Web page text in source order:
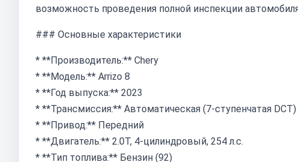
возможность проведения полной инспекции
### Основные характеристики
* **Производитель:** Chery
* **Модель:** Arrizo 8
* **Год выпуска:** 2023
* **Трансмиссия:** Автоматическая (7-ступенчатая DCT)
* **Привод:** Передний
* **Двигатель:** 2.0T, 4-цилиндровый, 254 л.с.
* **Тип топлива:** Бензин (92)